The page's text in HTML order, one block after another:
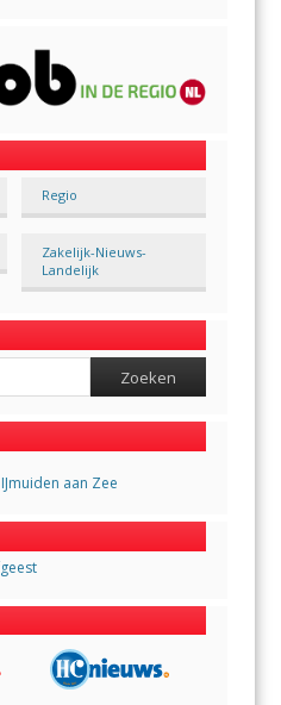
Regio
Zakelijk-Nieuws-
Landelijk
aan Zee